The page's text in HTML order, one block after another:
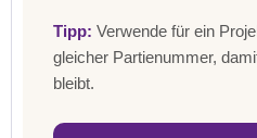
Tipp: Verwende für ein
gleicher Partienummer,
bleibt.